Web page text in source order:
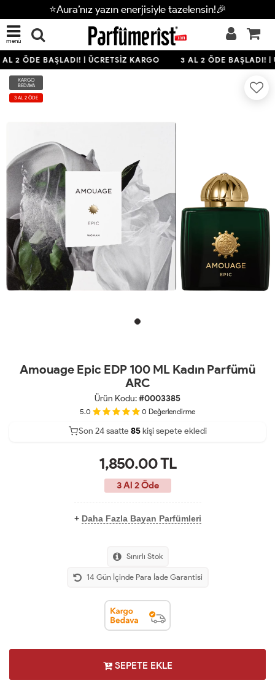
⭐Aura’nız yazın enerjisiyle tazelensin!🎉
menü
2 ÖDE BAŞLADI! | ÜCRETSİZ KARGO 3 AL 2 ÖDE BAŞLADI! |
KARGO
BEDAVA
3 AL 2 ÖDE
Amouage Epic EDP 100 ML Kadın Parfümü
ARC
Ürün Kodu:#0003385
5.0 0 Değerlendirme
40
Son 24 saatte 85kişi sepete ekledi
21
1,850.00TL
3 Al 2 Öde
+ Daha Fazla Bayan Parfümleri
Sınırlı Stok
14 Gün İçinde Para İade Garantisi
SEPETE EKLE